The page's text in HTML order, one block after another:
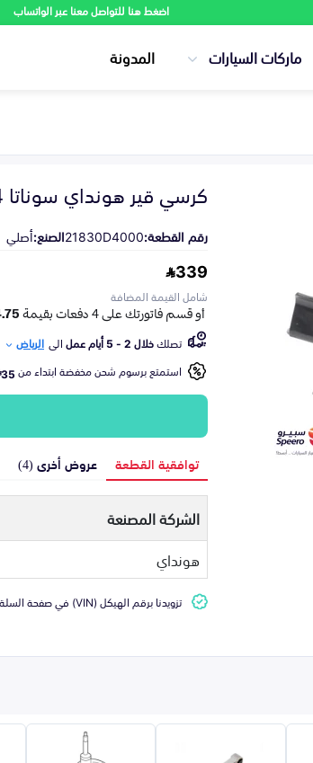
اضغط هنا للتواصل معنا عبر الواتساب
ماركات السيارات المدونة
كرسي قير هونداي سوناتا 2014-2017
رقم القطعة:21830D4000الصنع:أصلي
339
شامل القيمة المضافة
تصلكخلال 2 - 5 أيام عمل الى الرياض
استمتع برسوم شحن مخفضة ابتداء من35
توافقية القطعة عروض أخرى (4)
الشركة المصنعة
هونداي
تزويدنا برقم الهيكل (VIN) في صفحة السلة يضمن التطابق التام للقطعة مع سيارتك